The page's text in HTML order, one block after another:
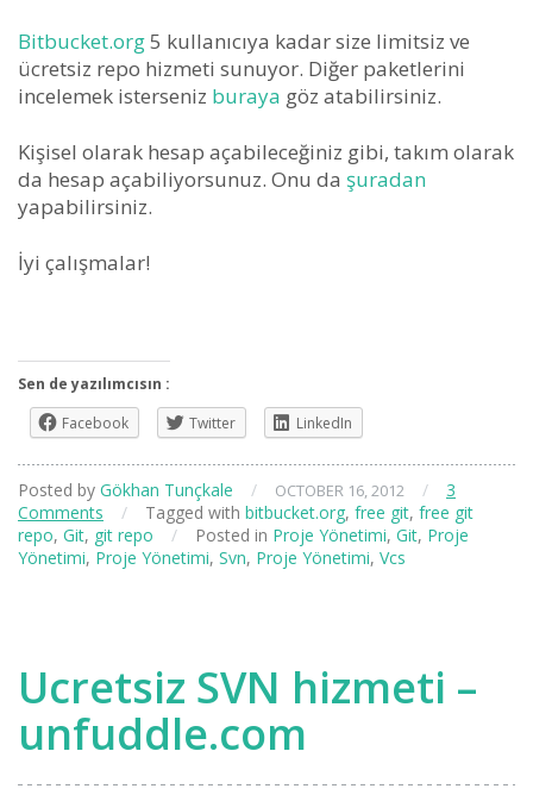
Bitbucket.org5 kullanıcıya kadar size limitsiz ve
ücretsiz repo hizmeti sunuyor. Diğer paketlerini
incelemek isterseniz buraya göz atabilirsiniz.
Kişisel olarak hesap açabileceğiniz gibi, takım olarak
da hesap açabiliyorsunuz. Onu da şuradan
yapabilirsiniz.
İyi çalışmalar!
Sen de yazılımcısın :
Facebook
Twitter LinkedIn
Posted by Gökhan Tunçkale / OCTOBER 16, 2012 /
3
Comments
/ Tagged with bitbucket.org, free git, free git
repo, Git, git repo / Posted in Proje Yönetimi, Git, Proje
Yönetimi, Proje Yönetimi, Svn, Proje Yönetimi, Vcs
Ucretsiz SVN hizmeti –
unfuddle.com